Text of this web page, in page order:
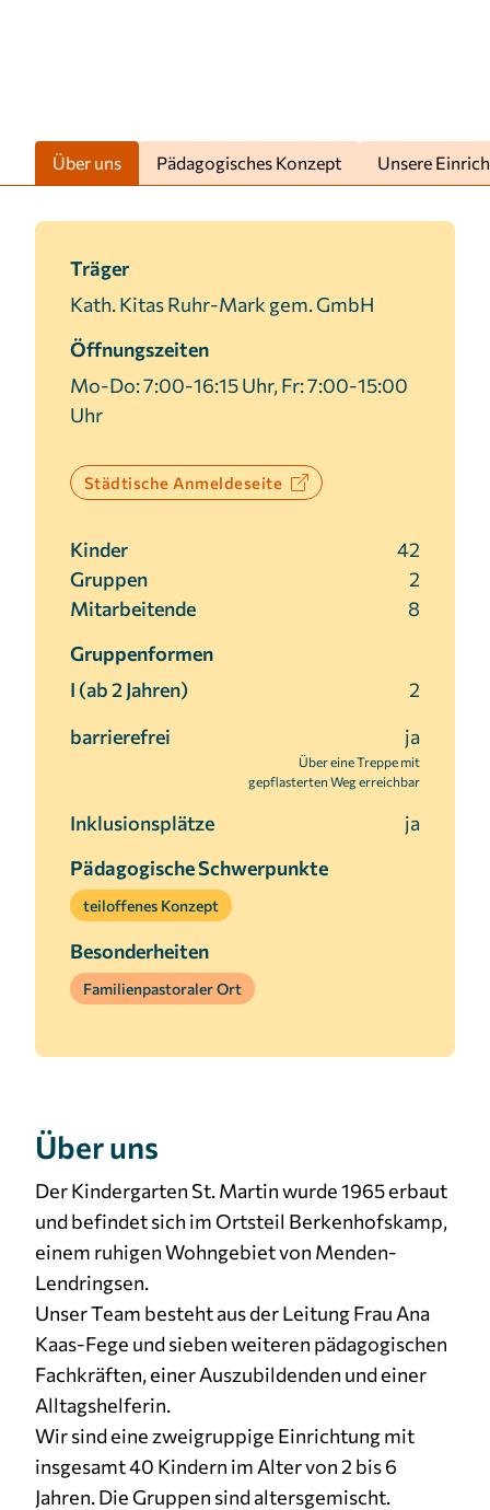
Über uns Pädagogisches Konzept Unsere
Träger
Kath. Kitas Ruhr-Mark gem. GmbH
Öffnungszeiten
Mo-Do: 7:00-16:15 Uhr, Fr: 7:00-15:00
Uhr
Städtische Anmeldeseite
Kinder
42
Gruppen
2
Mitarbeitende
8
Gruppenformen
I (ab 2 Jahren)
2
barrierefrei
ja
Über eine Treppe mit
gepflasterten Weg erreichbar
Inklusionsplätze
ja
Pädagogische Schwerpunkte
teiloffenes Konzept
Besonderheiten
Familienpastoraler Ort
Über uns
Der Kindergarten St. Martin wurde 1965 erbaut
und befindet sich im Ortsteil Berkenhofskamp,
einem ruhigen Wohngebiet von Menden-
Lendringsen.
Unser Team besteht aus der Leitung Frau Ana
Kaas-Fege und sieben weiteren pädagogischen
Fachkräften, einer Auszubildenden und einer
Alltagshelferin.
Wir sind eine zweigruppige Einrichtung mit
insgesamt 40 Kindern im Alter von 2 bis 6
Jahren. Die Gruppen sind altersgemischt.
Anbieter:
Facebook
Auswertung der Leistung von Werbekampagnen.
Cookie Laufzeit:
3 Monate